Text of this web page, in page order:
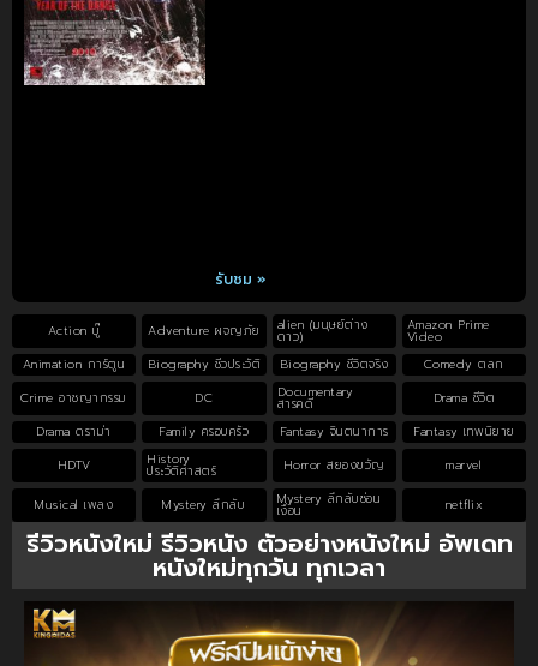
รับชม »
Action บู๊ Adventure ผจญภัย alien (มนุษย์ต่าง
ดาว)
Amazon Prime
Video
Animation การ์ตูน
Biography ชีวประวัติ Biography ชีวิตจริง
Comedy ตลก
Crime อาชญากรรม
DC Documentary
สารคดี
Drama ชีวิต
Drama ดราม่า
Family ครอบครัว Fantasy จินตนาการ
Fantasy เทพนิยาย
HDTV
History
ประวัติศาสตร์ Horror สยองขวัญ marvel
Musical เพลง Mystery ลึกลับ Mystery ลึกลับซ่อน
เงื่อน netflix
รีวิวหนังใหม่ รีวิวหนัง ตัวอย่างหนังใหม่ อัพเดท
หนังใหม่ทุกวัน ทุกเวลา